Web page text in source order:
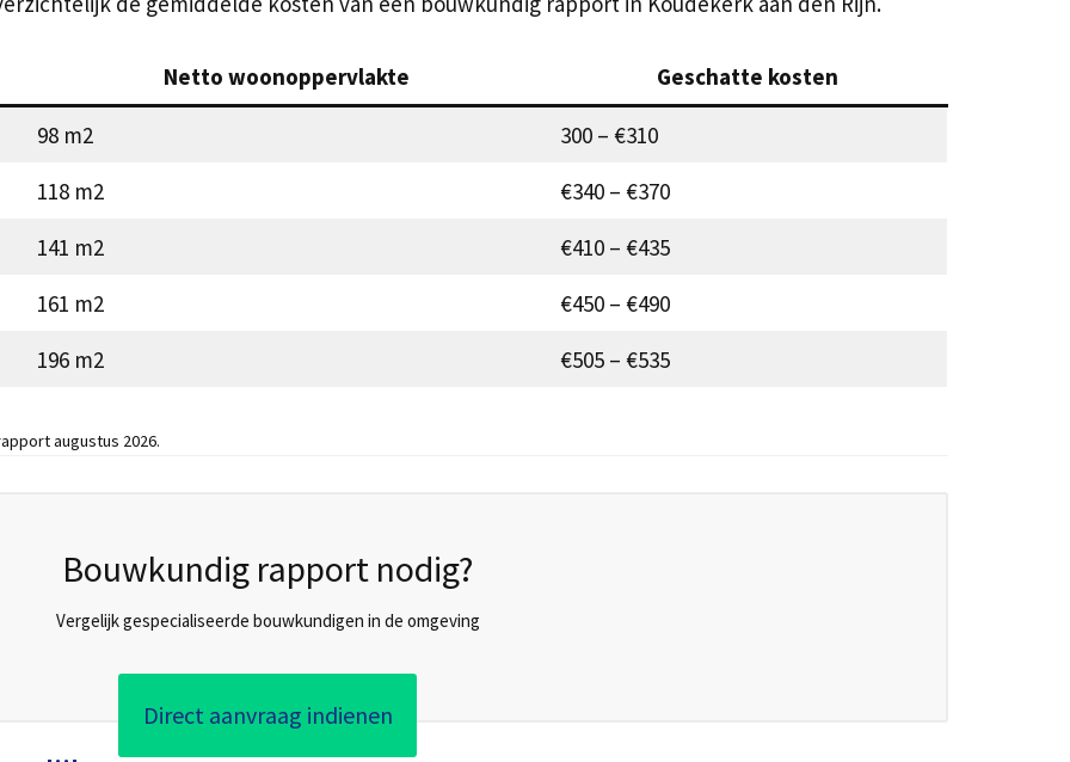
Netto woonoppervlakte Geschatte kosten
98 m2
300 – €310
118 m2
€340 – €370
141 m2
€410 – €435
161 m2
€450 – €490
196 m2
€505 – €535
augustus 2026.
Bouwkundig rapport nodig?
Vergelijk gespecialiseerde bouwkundigen in de omgeving
Direct aanvraag indienen